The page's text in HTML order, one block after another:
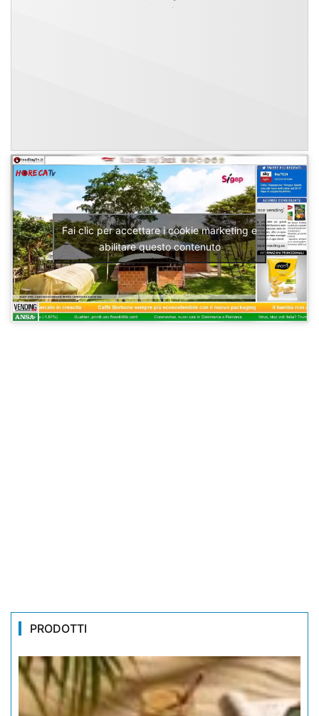
Fai clic per accettare i cookie marketing e
abilitare questo contenuto
PRODOTTI